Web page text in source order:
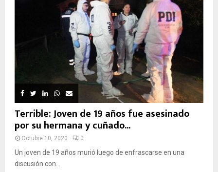
Terrible: Joven de 19 años fue asesinado
por su hermana y cuñado...
Octubre 10, 2020 0
Un joven de 19 años murió luego de enfrascarse en una
discusión con...